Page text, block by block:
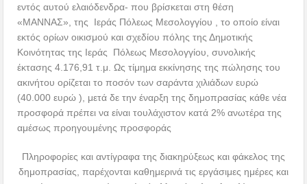
εντός αυτού ελαιόδενδρα- που βρίσκεται στη θέση
«ΜΑΝΝΑΣ», της Ιεράς Πόλεως Μεσολογγίου , το οποίο είναι
εκτός ορίων οικισμού και σχεδίου πόλης της Δημοτικής
Κοινότητας της Ιεράς Πόλεως Μεσολογγίου, συνολικής
έκτασης 4.176,91 τ.μ. Ως τίμημα εκκίνησης της πώλησης του
ακινήτου ορίζεται το ποσόν των σαράντα χιλιάδων ευρώ
(40.000 ευρώ ), μετά δε την έναρξη της δημοπρασίας κάθε νέα
προσφορά πρέπει να είναι τουλάχιστον κατά 2% ανωτέρα της
αμέσως προηγουμένης προσφοράς
Πληροφορίες και αντίγραφα της διακηρύξεως και φάκελος της
δημοπρασίας, παρέχονται καθημερινά τις εργάσιμες ημέρες και